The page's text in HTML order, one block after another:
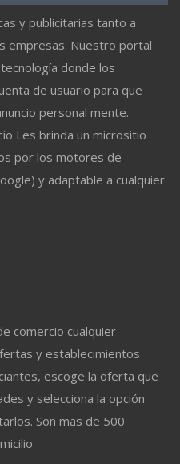
y publicitarias tanto a
empresas. Nuestro portal
donde los
de usuario para que
personal mente.
Les brinda un micrositio
por los motores de
y adaptable a cualquier
comercio cualquier
y establecimientos
escoge la oferta que
y selecciona la opción
Son mas de 500